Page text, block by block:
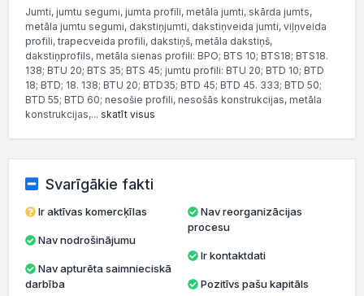
Jumti, jumtu segumi, jumta profili, metāla jumti, skārda jumts,
metāla jumtu segumi, dakstiņjumti, dakstiņveida jumti, viļņveida
profili, trapecveida profili, dakstiņš, metāla dakstiņš,
dakstiņprofils, metāla sienas profili: BPO; BTS 10; BTS18; BTS18.
138; BTU 20; BTS 35; BTS 45; jumtu profili: BTU 20; BTD 10; BTD
18; BTD; 18. 138; BTU 20; BTD35; BTD 45; BTD 45. 333; BTD 50;
BTD 55; BTD 60; nesošie profili, nesošās konstrukcijas, metāla
konstrukcijas,... skatīt visus
Svarīgākie fakti
Ir aktīvas komercķīlas
Nav nodrošinājumu
darbība
Nav reorganizācijas
procesu
Ir kontaktdati
Pozitīvs pašu kapitāls